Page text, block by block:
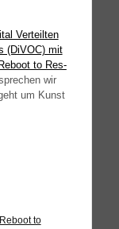
Ver­teil­ten
(DiVOC) mit
to Res­
wir
um Kunst
Reboot to